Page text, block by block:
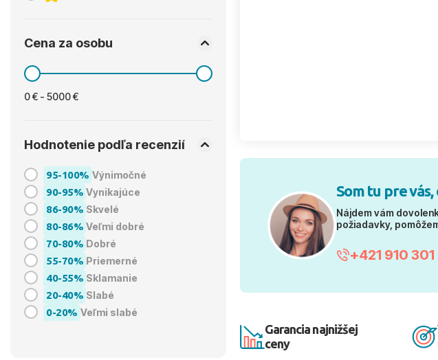
Cena za osobu
0 € - 5000 €
Hodnotenie podľa recenzií
95-100% Výnimočné
90-95% Vynikajúce
86-90% Skvelé
80-86% Veľmi dobré
70-80% Dobré
55-70% Priemerné
40-55% Sklamanie
20-40% Slabé
0-20% Veľmi slabé
Som tu pre
Nájdem vám
požiadavky,
+421 910
Garancia najnižšej
ceny